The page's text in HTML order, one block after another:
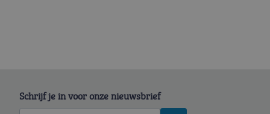
Schrijf je in voor onze nieuwsbrief